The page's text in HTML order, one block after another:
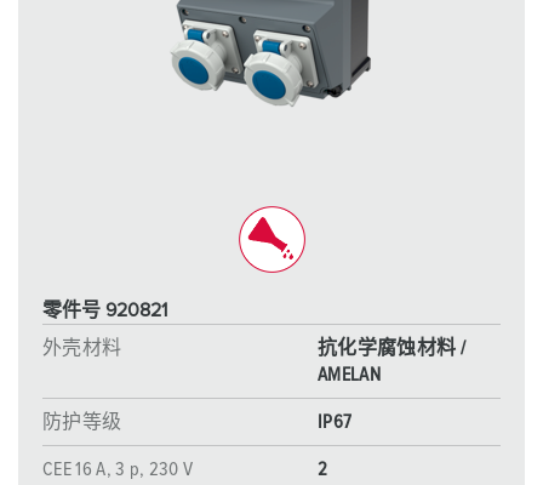
零件号 920821
外壳材料
抗化学腐蚀材料 /
AMELAN
防护等级 IP67
CEE 16 A, 3 p, 230 V 2